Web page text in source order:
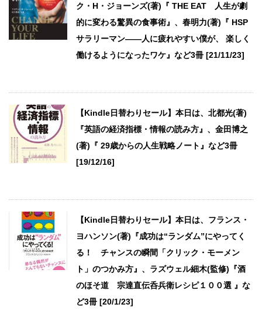
ク・H・ジョーンズ(著)『 THE EAT 人生が劇
的に変わる驚異の食事術』、春明力(著)『 HSP
サラリーマン――人に疲れやすい僕が、 楽しく
働けるようになったワケ』など3冊 [21/11/23]
【Kindle日替わりセール】本日は、北都光(著)
『英語の経済指標・情報の読み方』、金田博之
(著)『 29歳からの人生戦略ノート』など3冊
[19/12/16]
【Kindle日替わりセール】本日は、フランス・
ヨハンソン(著)『成功は“ランダム”にやってく
る！ チャンスの瞬間「クリック・モーメン
ト」のつかみ方』、ラズウェル細木(監修)『酒
のほそ道 宗達直伝呑兵衛レシピ１００選 』な
ど3冊 [20/1/23]